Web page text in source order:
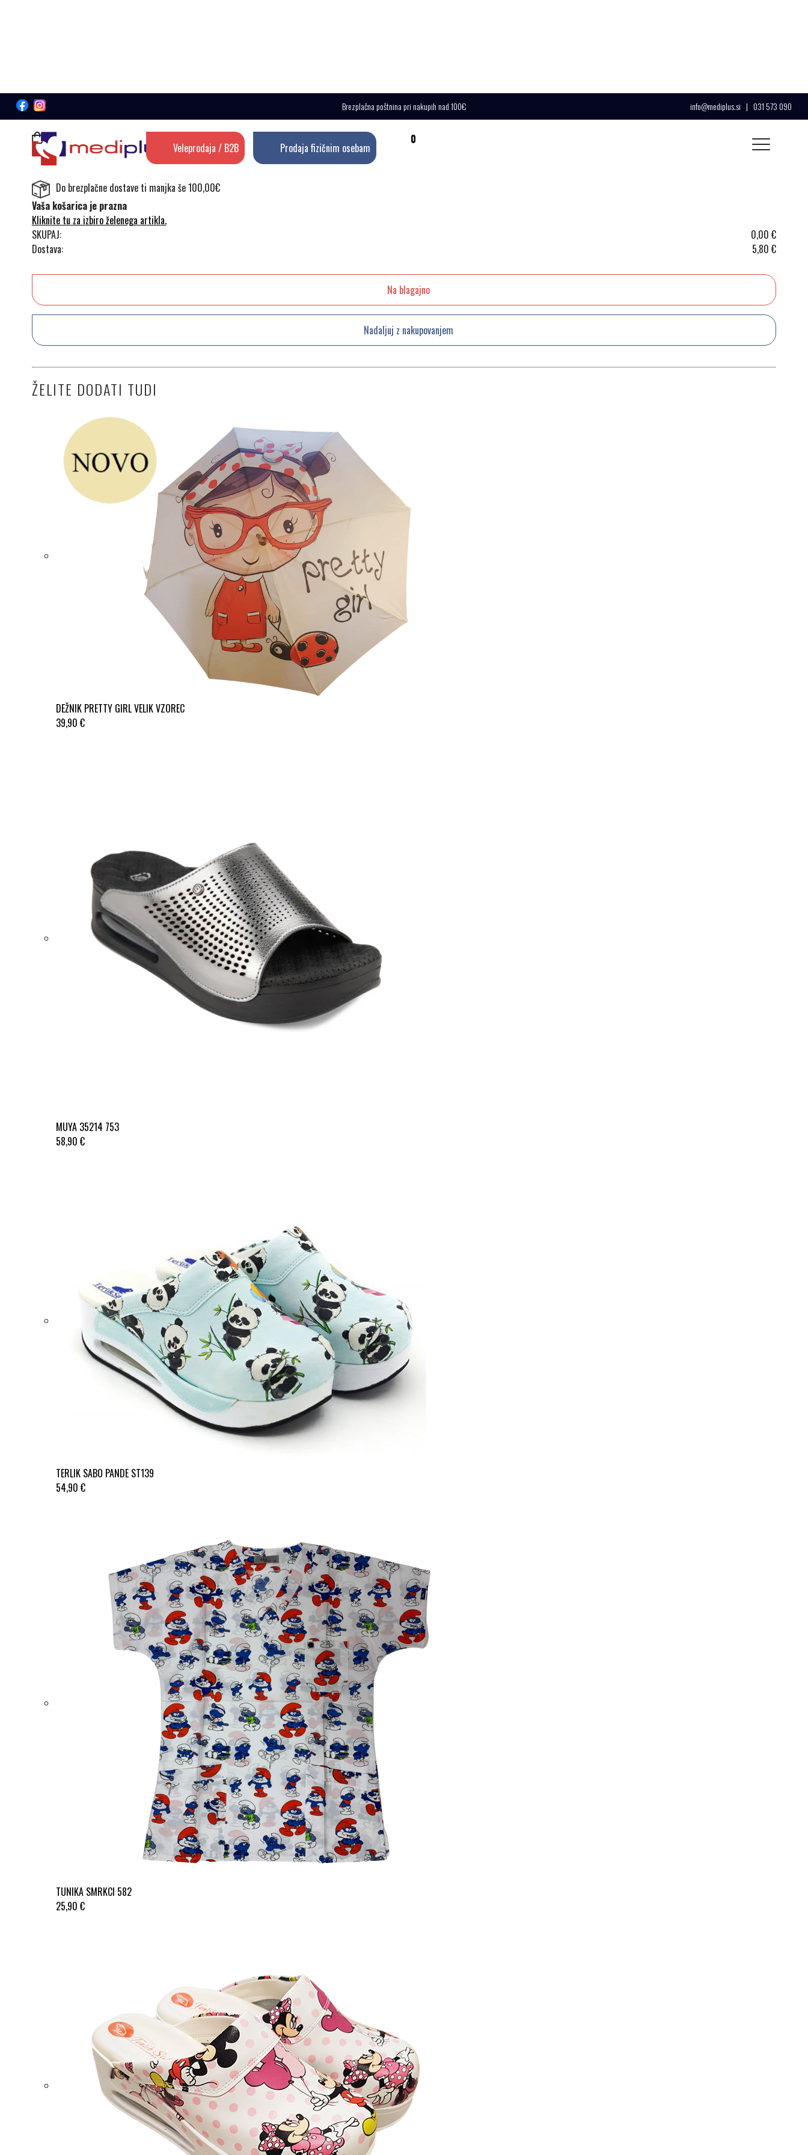
Brezplačna poštnina pri nakupih nad 100€ info@mediplus.si | 031 573 090
Veleprodaja / B2B Prodaja fizičnim osebam
0
Do brezplačne dostave ti manjka še 100,00€
Vaša košarica je prazna
Kliknite tu za izbiro želenega artikla.
SKUPAJ:
0,00 €
Dostava:
5,80 €
Na blagajno
Nadaljuj z nakupovanjem
ŽELITE DODATI TUDI
DEŽNIK PRETTY GIRL VELIK VZOREC
39,90 €
MUYA 35214 753
58,90 €
TERLIK SABO PANDE ST139
54,90 €
TUNIKA SMRKCI 582
25,90 €